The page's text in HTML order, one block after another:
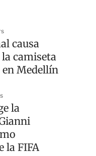
causa
camiseta
en Medellín
la
la FIFA